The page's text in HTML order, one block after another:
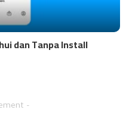
dan Tanpa Install
–